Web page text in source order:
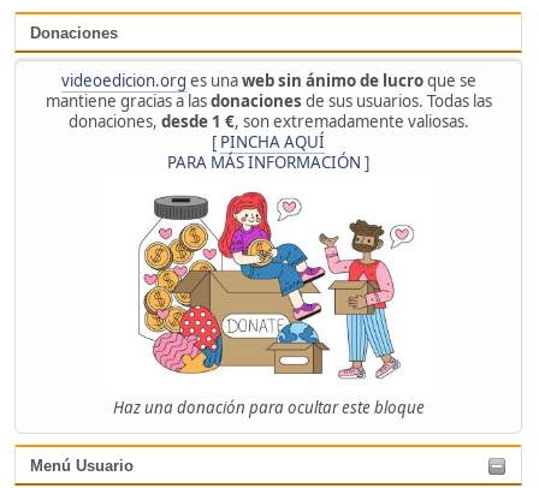
Donaciones
videoedicion.org es unaweb sin ánimo de lucroque se
mantiene gracias a lasdonaciones de sus usuarios. Todas las
donaciones, desde 1 €, son extremadamente valiosas.
[ PINCHA AQUÍ
PARA MÁS INFORMACIÓN ]
Haz una donación para ocultar este bloque
Menú Usuario